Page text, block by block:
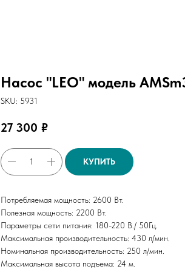
Насос "LEO" модель
SKU: 5931
27 300 ₽
КУПИТЬ
Потребляемая мощность: 2600 Вт.
Полезная мощность: 2200 Вт.
Параметры сети питания: 180-220 В./ 50Гц.
Максимальная производительность: 430 л/мин.
Номинальная производительность: 250 л/мин.
Максимальная высота подъема: 24 м.